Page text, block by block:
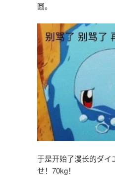
圆。
于是开始了漫长的ダイ
せ！70kg！